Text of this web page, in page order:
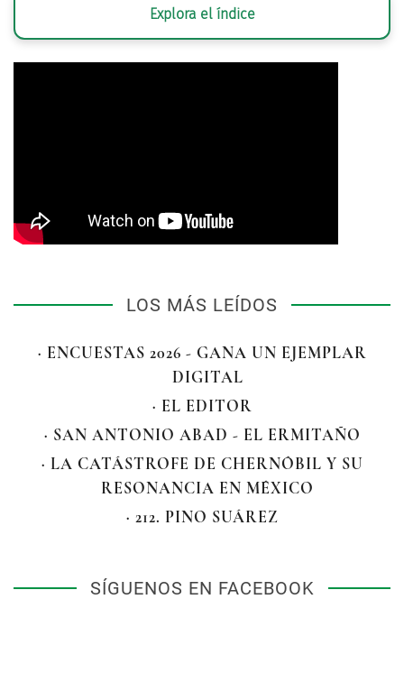
Explora el índice
LOS MÁS LEÍDOS
· ENCUESTAS 2026 - GANA UN EJEMPLAR
DIGITAL
· EL EDITOR
· SAN ANTONIO ABAD - EL ERMITAÑO
· LA CATÁSTROFE DE CHERNÓBIL Y SU
RESONANCIA EN MÉXICO
· 212. PINO SUÁREZ
SÍGUENOS EN FACEBOOK